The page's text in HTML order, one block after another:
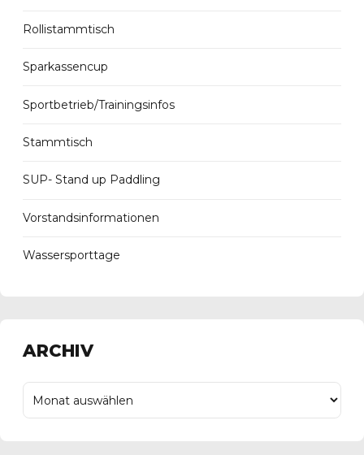
Rollistammtisch
Sparkassencup
Sportbetrieb/Trainingsinfos
Stammtisch
SUP- Stand up Paddling
Vorstandsinformationen
Wassersporttage
ARCHIV